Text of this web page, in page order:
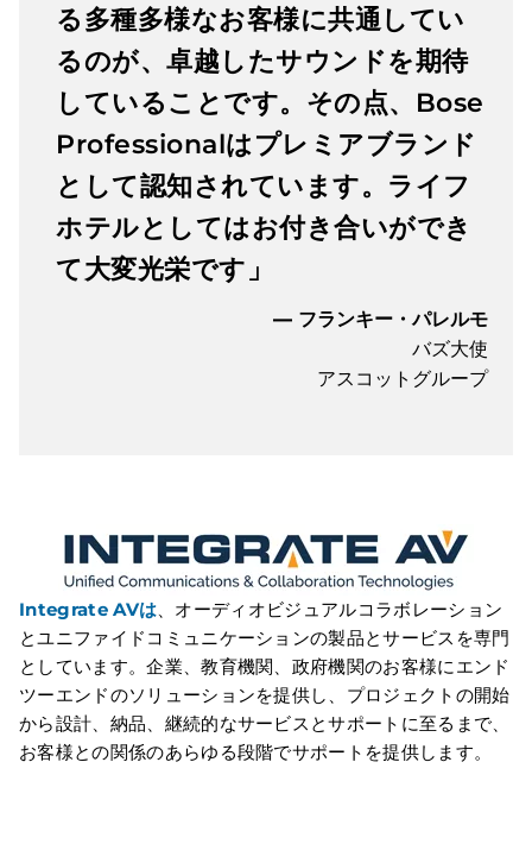
る多種多様なお客様に共通してい
るのが、卓越したサウンドを期待
していることです。その点、Bose
Professionalはプレミアブランド
として認知されています。ライフ
ホテルとしてはお付き合いができ
て大変光栄です」
— フランキー・パレルモ
バズ大使
アスコットグループ
Integrate AVは 、オーディオビジュアルコラボレーション
とユニファイドコミュニケーションの製品とサービスを専門
としています。企業、教育機関、政府機関のお客様にエンド
ツーエンドのソリューションを提供し、プロジェクトの開始
から設計、納品、継続的なサービスとサポートに至るまで、
お客様との関係のあらゆる段階でサポートを提供します。